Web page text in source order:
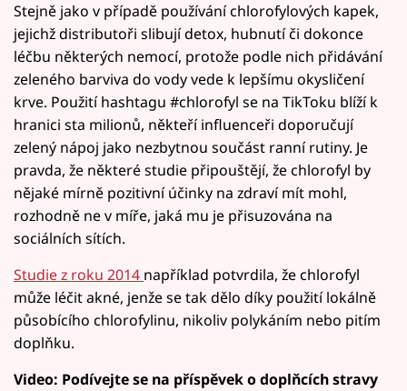
Stejně jako v případě používání chlorofylových kapek,
jejichž distributoři slibují detox, hubnutí či dokonce
léčbu některých nemocí, protože podle nich přidávání
zeleného barviva do vody vede k lepšímu okysličení
krve. Použití hashtagu #chlorofyl se na TikToku blíží k
hranici sta milionů, někteří influenceři doporučují
zelený nápoj jako nezbytnou součást ranní rutiny. Je
pravda, že některé studie připouštějí, že chlorofyl by
nějaké mírně pozitivní účinky na zdraví mít mohl,
rozhodně ne v míře, jaká mu je přisuzována na
sociálních sítích.
Studie z roku 2014 například potvrdila, že chlorofyl
může léčit akné, jenže se tak dělo díky použití lokálně
působícího chlorofylinu, nikoliv polykáním nebo pitím
doplňku.
Video: Podívejte se na příspěvek o doplňcích stravy